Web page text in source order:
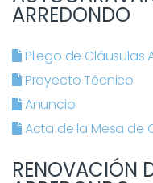
ARREDONDO
Pliego de Cláusulas
Proyecto Técnico
Anuncio
Acta de la Mesa de
RENOVACIÓN